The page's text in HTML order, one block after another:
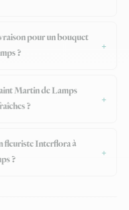
pour un bouquet
?
Martin de Lamps
?
fleuriste Interflora à
?